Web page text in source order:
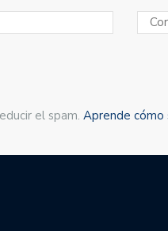
el spam. Aprende cómo